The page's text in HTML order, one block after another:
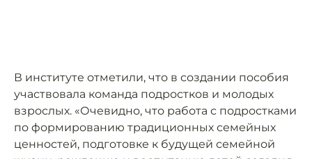
В институте отметили, что в создании пособия
участвовала команда подростков и молодых
взрослых. «Очевидно, что работа с подростками
по формированию традиционных семейных
ценностей, подготовке к будущей семейной